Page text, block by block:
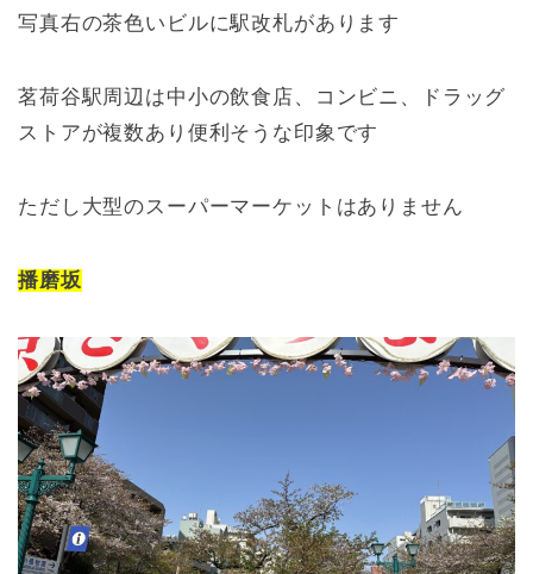
写真右の茶色いビルに駅改札があります
茗荷谷駅周辺は中小の飲食店、コンビニ、ドラッグ
ストアが複数あり便利そうな印象です
ただし大型のスーパーマーケットはありません
播磨坂